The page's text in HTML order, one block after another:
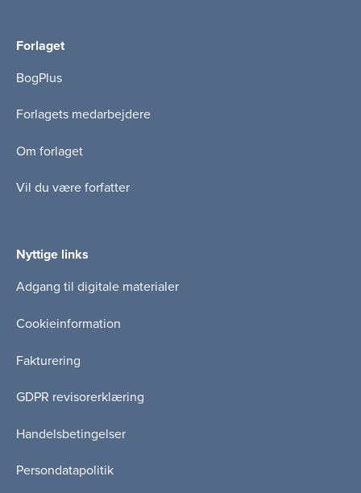
Forlaget
BogPlus
Forlagets medarbejdere
Om forlaget
Vil du være forfatter
Nyttige links
Adgang til digitale materialer
Cookieinformation
Fakturering
GDPR revisorerklæring
Handelsbetingelser
Persondatapolitik